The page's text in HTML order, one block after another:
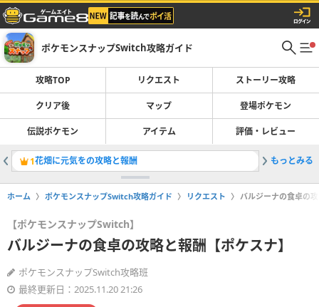
ポケモンスナップSwitch攻略ガイド
攻略TOP リクエスト ストーリー攻略
クリア後 マップ 登場ポケモン
伝説ポケモン アイテム 評価・レビュー
1花畑に元気をの攻略と報酬 もっとみる
ホーム ポケモンスナップSwitch攻略ガイド リクエスト バルジーナの食卓の
【ポケモンスナップSwitch】
バルジーナの食卓の攻略と報酬【ポケスナ】
ポケモンスナップSwitch攻略班
最終更新日：2025.11.20 21:26